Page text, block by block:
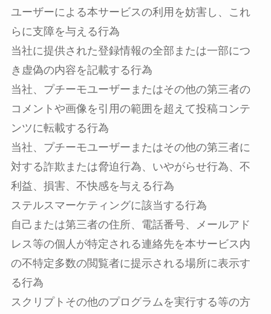
ユーザーによる本サービスの利用を妨害し、これ
らに支障を与える行為
当社に提供された登録情報の全部または一部につ
き虚偽の内容を記載する行為
当社、プチーモユーザーまたはその他の第三者の
コメントや画像を引用の範囲を超えて投稿コンテ
ンツに転載する行為
当社、プチーモユーザーまたはその他の第三者に
対する詐欺または脅迫行為、いやがらせ行為、不
利益、損害、不快感を与える行為
ステルスマーケティングに該当する行為
自己または第三者の住所、電話番号、メールアド
レス等の個人が特定される連絡先を本サービス内
の不特定多数の閲覧者に提示される場所に表示す
る行為
スクリプトその他のプログラムを実行する等の方